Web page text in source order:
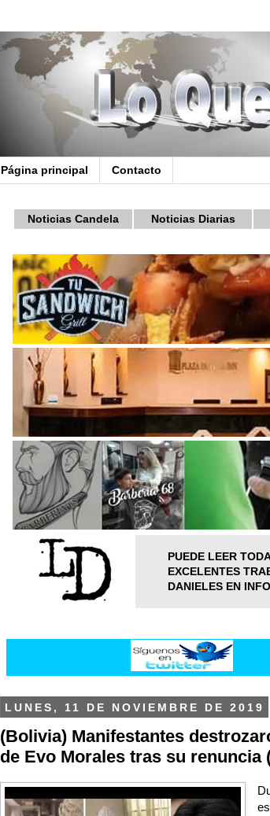
Página principal Contacto
Noticias Candela Noticias Diarias
PUEDE LEER
EXCELENTES
DANIELES EN
LUNES, 11 DE NOVIEMBRE DE 2019
(Bolivia) Manifestantes
de Evo Morales tras su renuncia